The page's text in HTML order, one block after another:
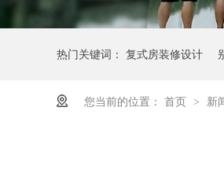
热门关键词： 复式房装修设计
您当前的位置： 首页 > 新